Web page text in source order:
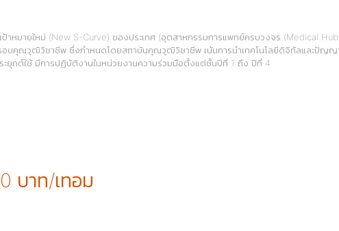
หมายใหม่ (New S-Curve) ของประเทศ (อุตสาหกรรมการแพทย์ครบวงจร (Medical
บคุณวุฒิวิชาชีพ ซึ่งกำหนดโดยสถาบันคุณวุฒิวิชาชีพ เน้นการนำเทคโนโลยีดิจิทัลและปัญญ
ะยุกต์ใช้ มีการปฏิบัติงานในหน่วยงานความร่วมมือตั้งแต่ชั้นปีที่ 1 ถึง ปีที่ 4
บาท/เทอม